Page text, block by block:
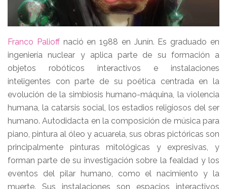
Franco Palioffnació en 1988 en Junín. Es graduado en
ingeniería nuclear y aplica parte de su formación a
objetos robóticos interactivos e instalaciones
inteligentes con parte de su poética centrada en la
evolución de la simbiosis humano-máquina, la violencia
humana, la catarsis social, los estadios religiosos del ser
humano. Autodidacta en la composición de música para
piano, pintura al óleo y acuarela, sus obras pictóricas son
principalmente pinturas mitológicas y expresivas, y
forman parte de su investigación sobre la fealdad y los
eventos del pilar humano, como el nacimiento y la
muerte. Sus instalaciones son espacios interactivos